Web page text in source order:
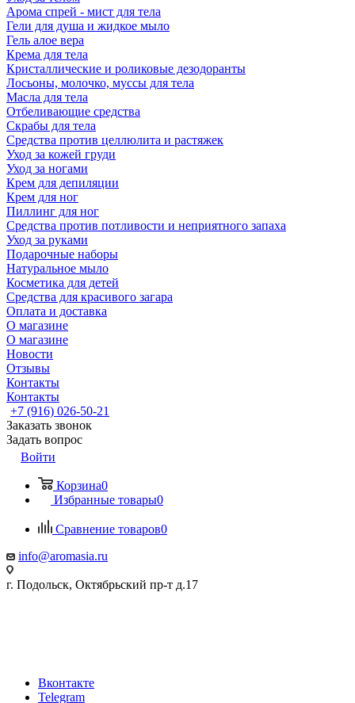
Арома спрей - мист для тела
Гели для душа и жидкое мыло
Гель алое вера
Крема для тела
Кристаллические и роликовые дезодоранты
Лосьоны, молочко, муссы для тела
Масла для тела
Отбеливающие средства
Скрабы для тела
Средства против целлюлита и растяжек
Уход за кожей груди
Уход за ногами
Крем для депиляции
Крем для ног
Пиллинг для ног
Средства против потливости и неприятного запаха
Уход за руками
Подарочные наборы
Натуральное мыло
Косметика для детей
Средства для красивого загара
Оплата и доставка
О магазине
О магазине
Новости
Отзывы
Контакты
Контакты
+7 (916) 026-50-21
Заказать звонок
Задать вопрос
Войти
Корзина0
Избранные товары0
Сравнение товаров0
info@aromasia.ru
г. Подольск, Октябрьский пр-т д.17
Вконтакте
Telegram